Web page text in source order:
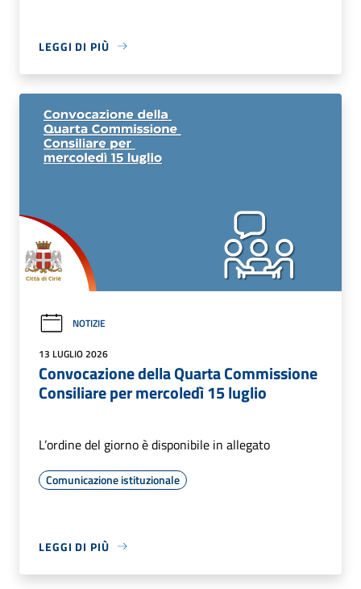
LEGGI DI PIÙ
NOTIZIE
13 LUGLIO 2026
Convocazione della Quarta Commissione
Consiliare per mercoledì 15 luglio
L’ordine del giorno è disponibile in allegato
Comunicazione istituzionale
LEGGI DI PIÙ